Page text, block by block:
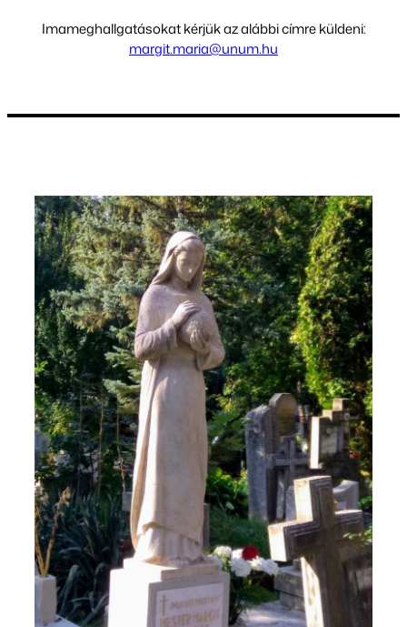
Imameghallgatásokat kérjük az alábbi címre küldeni:
margit.maria@unum.hu